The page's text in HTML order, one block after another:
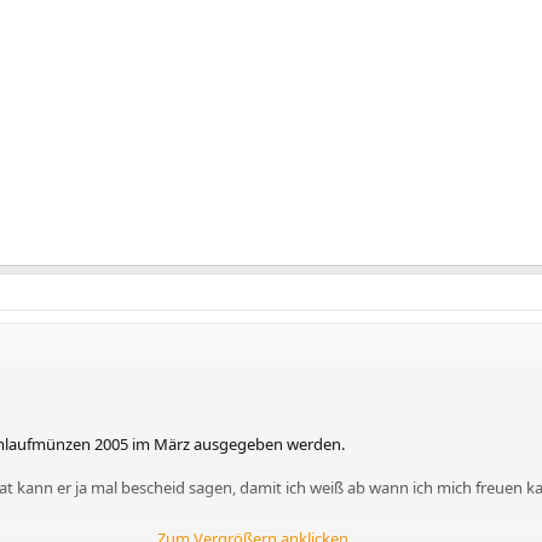
2005 im März ausgegeben werden.
kann er ja mal bescheid sagen, damit ich weiß ab wann ich mich freuen